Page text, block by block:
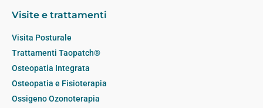
Visite e trattamenti
Visita Posturale
Trattamenti Taopatch®
Osteopatia Integrata
Osteopatia e Fisioterapia
Ossigeno Ozonoterapia